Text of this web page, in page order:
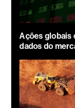
Ações globais
dados do